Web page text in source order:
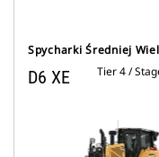
Spycharki Średniej
D6 XE Tier 4 /